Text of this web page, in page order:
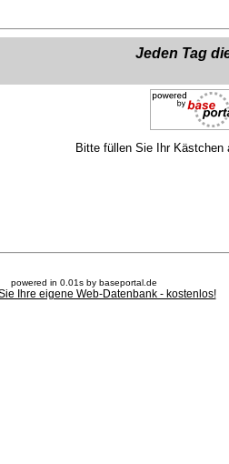
Jeden Tag
Bitte füllen Sie Ihr Kästchen
powered in 0.01s by baseportal.de
Ihre eigene Web-Datenbank - kostenlos!